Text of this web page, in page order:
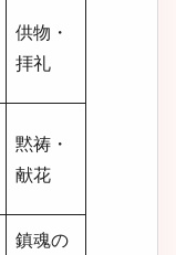
供物・
拝礼
黙祷・
献花
鎮魂の